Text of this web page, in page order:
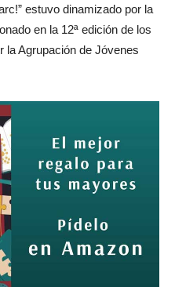
estuvo dinamizado por la
en la 12ª edición de los
la Agrupación de Jóvenes